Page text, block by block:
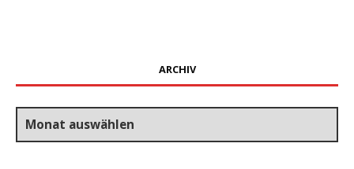
ARCHIV
Archiv